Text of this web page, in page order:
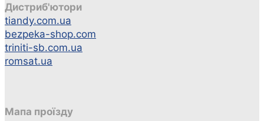
Дистриб'ютори
tiandy.com.ua
bezpeka-shop.com
triniti-sb.com.ua
romsat.ua
Мапа проїзду